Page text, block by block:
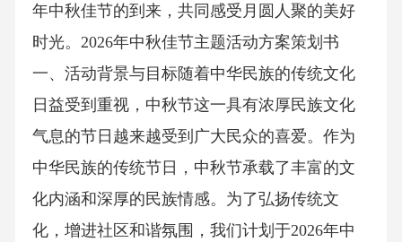
年中秋佳节的到来，共同感受月圆人聚的美好
时光。2026年中秋佳节主题活动方案策划书
一、活动背景与目标随着中华民族的传统文化
日益受到重视，中秋节这一具有浓厚民族文化
气息的节日越来越受到广大民众的喜爱。作为
中华民族的传统节日，中秋节承载了丰富的文
化内涵和深厚的民族情感。为了弘扬传统文
化，增进社区和谐氛围，我们计划于2026年中